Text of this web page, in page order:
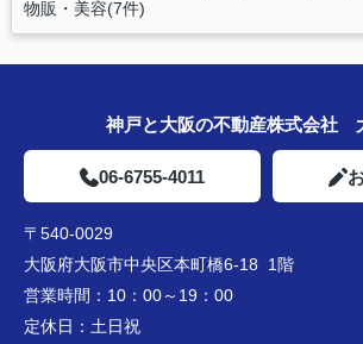
物販・美容(7件)
神戸と大阪の不動産株式会社
06-6755-4011
〒540-0029
大阪府大阪市中央区本町橋6-18 1階
営業時間： 10：00～19：00
定休日： 土日祝